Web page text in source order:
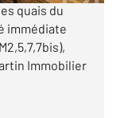
quais du
immédiate
Immobilier